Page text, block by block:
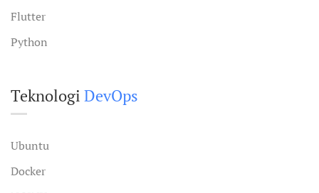
Flutter
Python
Teknologi DevOps
Ubuntu
Docker